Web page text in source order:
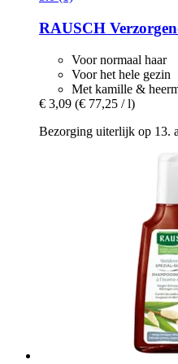
RAUSCH
Voor normaal haar
Voor het hele gezin
Met kamille &
€ 3,09 (€ 77,25 / l)
Bezorging uiterlijk op 13.